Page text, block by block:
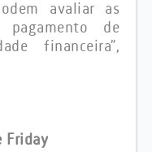
avaliar as
pagamento de
financeira”,
Friday